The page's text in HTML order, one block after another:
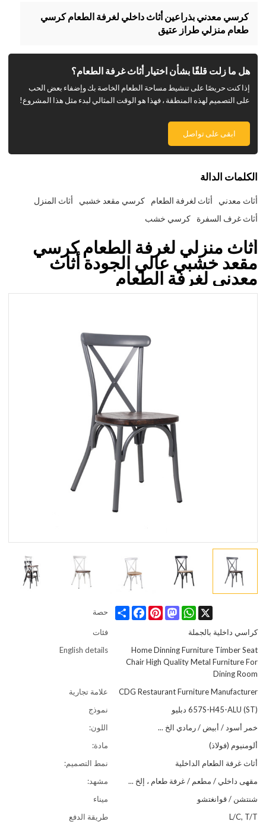
كرسي معدني بذراعين أثاث داخلي لغرفة الطعام كرسي
طعام منزلي طراز عتيق
هل ما زلت قلقًا بشأن اختيار أثاث غرفة الطعام؟
إذا كنت حريصًا على تنشيط مساحة الطعام الخاصة بك وإضفاء بعض الحب
على التصميم لهذه المنطقة ، فهذا هو الوقت المثالي لبدء مثل هذا المشروع!
ابقى على تواصل
الكلمات الدالة
أثاث معدني أثاث لغرفة الطعام كرسي مقعد خشبي
أثاث المنزل
أثاث غرف السفرة
كرسي خشب
أثاث منزلي لغرفة الطعام كرسي
مقعد خشبي عالي الجودة أثاث
معدني لغرفة الطعام
حصة Share
FacebookPinterest
Mastodon
WhatsApp X
فئات
كراسي داخلية بالجملة
English details
Home Dinning Furniture Timber Seat
Chair High Quality Metal Furniture For
Dining Room
علامة تجارية
CDG Restaurant Furniture Manufacturer
نموذج
657S-H45-ALU (ST) دبليو
اللون:
خمر أسود / أبيض / رمادي الخ ...
مادة:
ألومنيوم (فولاذ)
نمط التصميم:
أثاث غرفة الطعام الداخلية
مشهد:
مقهى داخلي / مطعم / غرفة طعام ، إلخ ...
ميناء
شنتشن / قوانغتشو
طريقة الدفع
L/C, T/T